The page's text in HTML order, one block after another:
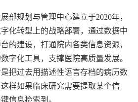
部规划与管理中心建立于2020年，
化转型上的战略部署，通过数据中
的建设，打通院内各类信息资源，
字化工具，支撑医院高质量发展。
把过去用描述性语言存档的病历数
样如果临床研究需要提取某个信
信息检索到。